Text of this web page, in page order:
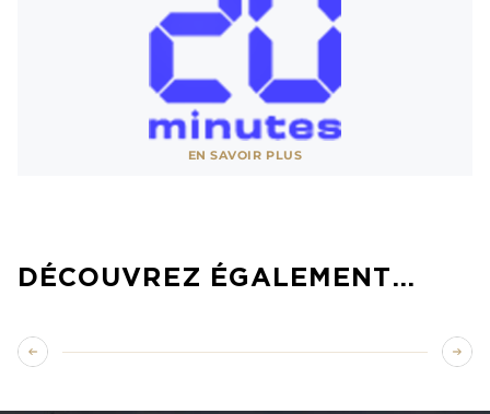
EN SAVOIR PLUS
DÉCOUVREZ ÉGALEMENT…